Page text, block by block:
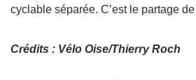
cyclable séparée. C’est le partage
Crédits : Vélo Oise/Thierry Roch